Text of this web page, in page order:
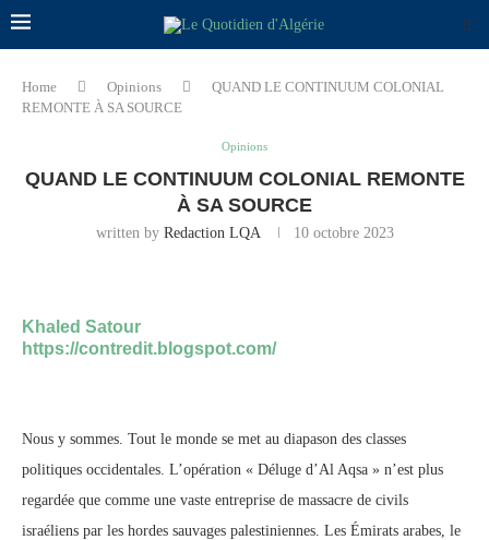
Home Opinions
QUAND LE CONTINUUM COLONIAL
REMONTE À SA SOURCE
Opinions
QUAND LE CONTINUUM COLONIAL REMONTE
À SA SOURCE
written by Redaction LQA 10 octobre 2023
Khaled Satour
https://contredit.blogspot.com/
Nous y sommes. Tout le monde se met au diapason des classes
politiques occidentales. L’opération « Déluge d’Al Aqsa » n’est plus
regardée que comme une vaste entreprise de massacre de civils
israéliens par les hordes sauvages palestiniennes. Les Émirats arabes, le